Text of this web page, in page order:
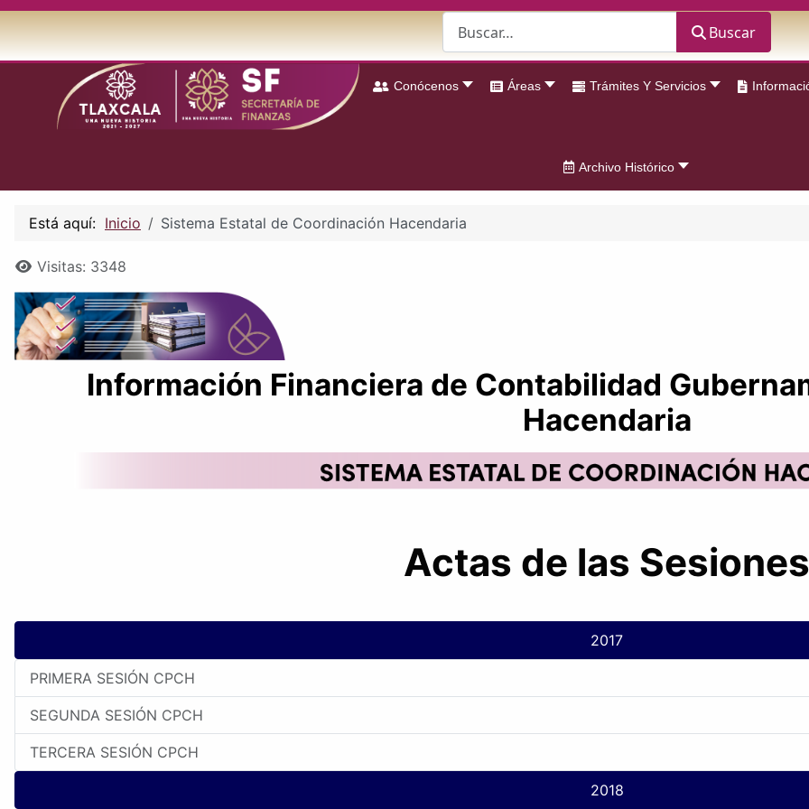
Buscar
Conócenos Áreas Trámites Y Servicios
Archivo Histórico
Está aquí: Inicio Sistema Estatal de Coordinación Hacendaria
Detalles
Visitas: 3348
Información Financiera de Contabilidad
Hacendaria
Actas de las Sesiones
2017
PRIMERA SESIÓN CPCH
SEGUNDA SESIÓN CPCH
TERCERA SESIÓN CPCH
2018